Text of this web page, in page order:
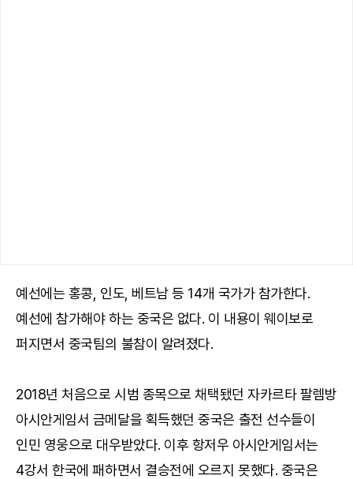
예선에는 홍콩, 인도, 베트남 등 14개 국가가 참가한다.
예선에 참가해야 하는 중국은 없다. 이 내용이 웨이보로
퍼지면서 중국팀의 불참이 알려졌다.
2018년 처음으로 시범 종목으로 채택됐던 자카르타 팔렘방
아시안게임서 금메달을 획득했던 중국은 출전 선수들이
인민 영웅으로 대우받았다. 이후 항저우 아시안게임서는
4강서 한국에 패하면서 결승전에 오르지 못했다. 중국은